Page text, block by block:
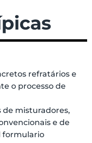
refratários e
o processo de
de misturadores,
e de
formulario